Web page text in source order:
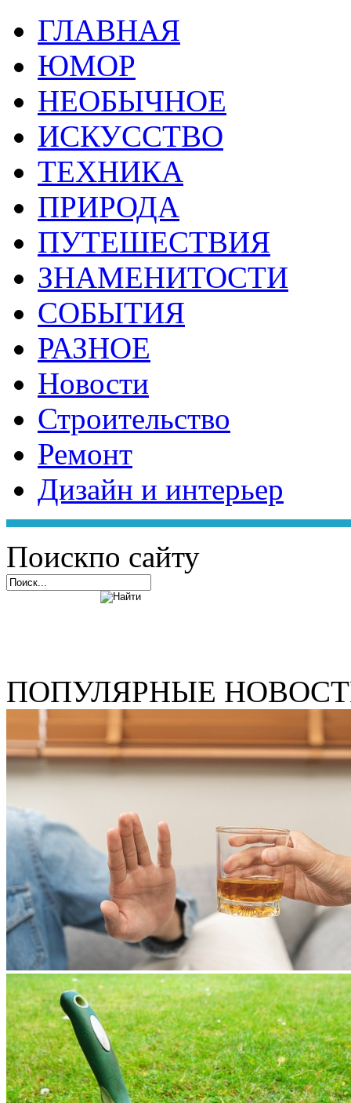
ГЛАВНАЯ
ЮМОР
НЕОБЫЧНОЕ
ИСКУССТВО
ТЕХНИКА
ПРИРОДА
ПУТЕШЕСТВИЯ
ЗНАМЕНИТОСТИ
СОБЫТИЯ
РАЗНОЕ
Новости
Строительство
Ремонт
Дизайн и интерьер
Поискпо сайту
ПОПУЛЯРНЫЕ